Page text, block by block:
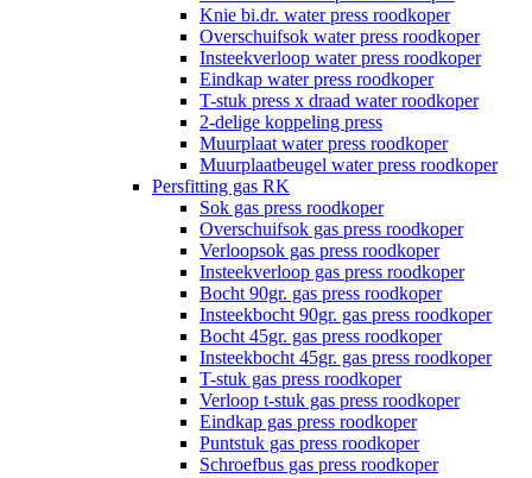
Knie bi.dr. water press roodkoper
Overschuifsok water press roodkoper
Insteekverloop water press roodkoper
Eindkap water press roodkoper
T-stuk press x draad water roodkoper
2-delige koppeling press
Muurplaat water press roodkoper
Muurplaatbeugel water press roodkoper
Persfitting gas RK
Sok gas press roodkoper
Overschuifsok gas press roodkoper
Verloopsok gas press roodkoper
Insteekverloop gas press roodkoper
Bocht 90gr. gas press roodkoper
Insteekbocht 90gr. gas press roodkoper
Bocht 45gr. gas press roodkoper
Insteekbocht 45gr. gas press roodkoper
T-stuk gas press roodkoper
Verloop t-stuk gas press roodkoper
Eindkap gas press roodkoper
Puntstuk gas press roodkoper
Schroefbus gas press roodkoper